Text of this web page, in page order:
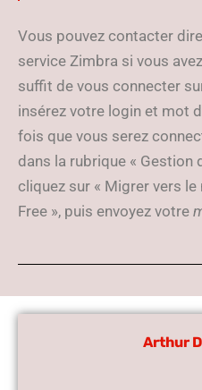
Vous pouvez contacter
service Zimbra si vous
suffit de vous connecter
insérez votre login et mot
fois que vous serez
dans la rubrique « Gestion
cliquez sur « Migrer vers le
Free », puis envoyez votre
Arthur